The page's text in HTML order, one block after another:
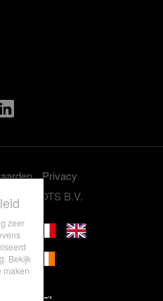
Privacy
B.V.
zeer
Bekijk
maken